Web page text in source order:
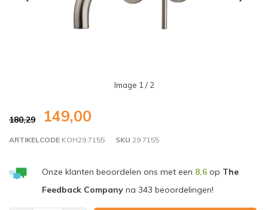
Image 1 / 2
180,29 149,00
ARTIKELCODE KOH29.7155 SKU 29.7155
Onze klanten beoordelen ons met een 8,6op The
Feedback Companyna 343 beoordelingen!